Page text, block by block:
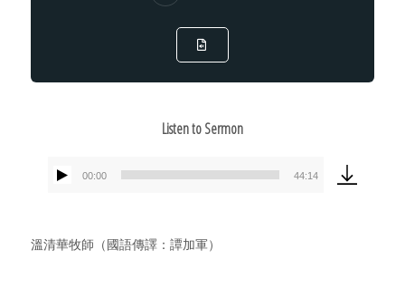
Listen to Sermon
Audio
00:00 44:14
溫清華牧師（國語傳譯：譚加軍）